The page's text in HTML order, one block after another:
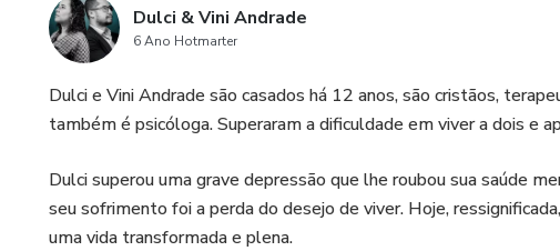
prática para interromper a crise de
Ao final do programa a mulher
Dulci & Vini Andrade
6 Ano Hotmarter
Dulci e Vini Andrade são casados há 12 anos, são cristãos,
também é psicóloga. Superaram a dificuldade em viver a dois e
Dulci superou uma grave depressão que lhe roubou sua saúde
seu sofrimento foi a perda do desejo de viver. Hoje,
uma vida transformada e plena.